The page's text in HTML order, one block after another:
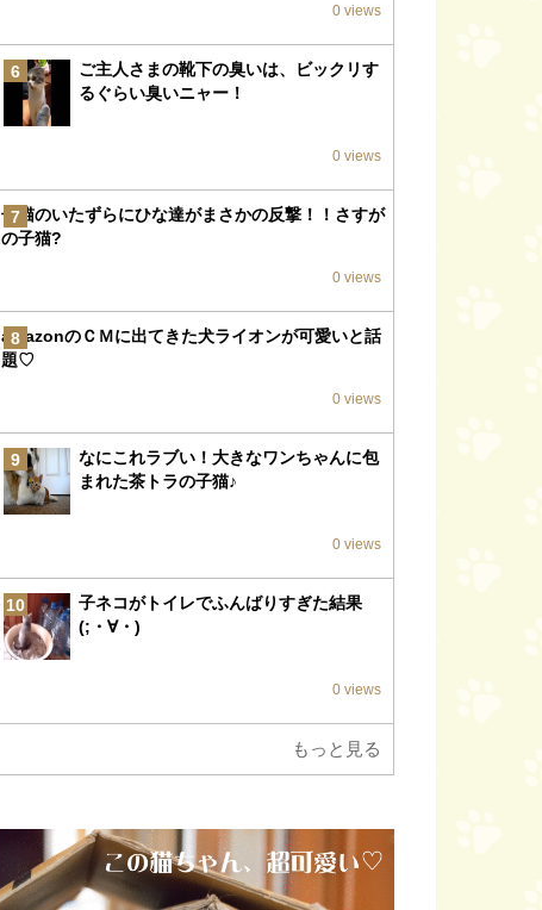
0 views
6
ご主人さまの靴下の臭いは、ビックリす
るぐらい臭いニャー！
0 views
7
子猫のいたずらにひな達がまさかの反撃！！さすが
の子猫?
0 views
8
amazonのＣＭに出てきた犬ライオンが可愛いと話
題♡
0 views
9
なにこれラブい！大きなワンちゃんに包
まれた茶トラの子猫♪
0 views
10
子ネコがトイレでふんばりすぎた結果
(;・∀・)
0 views
もっと見る